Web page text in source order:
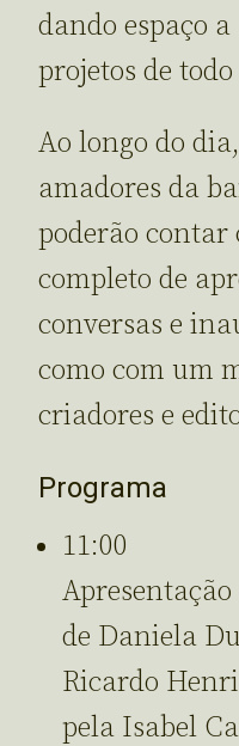
dando espaço
projetos de todo
Ao longo do
amadores da
poderão
completo de
conversas e
como com um
criadores e
Programa
11:00
de Daniela
Ricardo
pela Isabel